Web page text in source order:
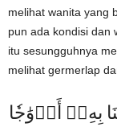
melihat wanita yang
pun ada kondisi dan
itu sesungguhnya
melihat germerlap
بِهِۦٓ أَزۡوَٰجٗا